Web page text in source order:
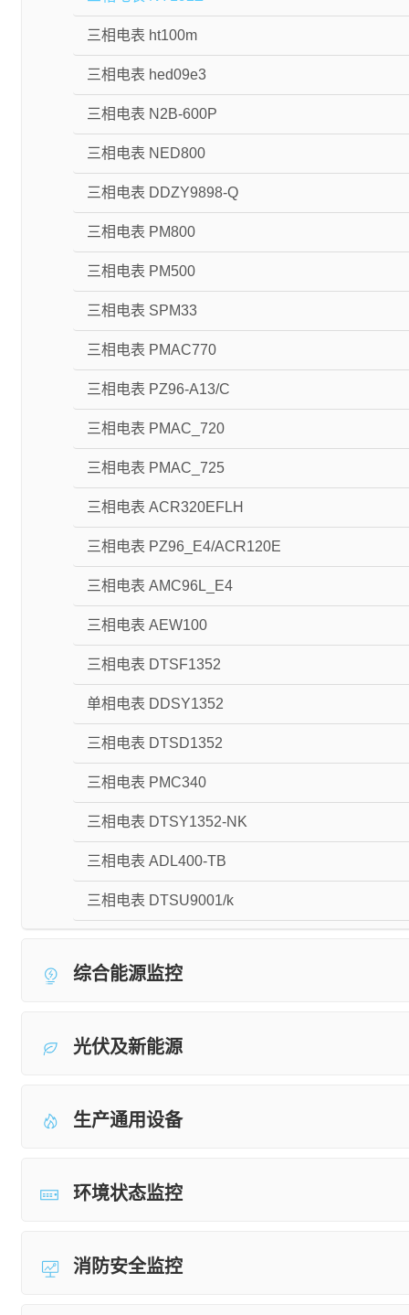
三相电表 ht100m
三相电表 hed09e3
三相电表 N2B-600P
三相电表 NED800
三相电表 DDZY9898-Q
三相电表 PM800
三相电表 PM500
三相电表 SPM33
三相电表 PMAC770
三相电表 PZ96-A13/C
三相电表 PMAC_720
三相电表 PMAC_725
三相电表 ACR320EFLH
三相电表 PZ96_E4/ACR120E
三相电表 AMC96L_E4
三相电表 AEW100
三相电表 DTSF1352
单相电表 DDSY1352
三相电表 DTSD1352
三相电表 PMC340
三相电表 DTSY1352-NK
三相电表 ADL400-TB
三相电表 DTSU9001/k
综合能源监控
光伏及新能源
生产通用设备
环境状态监控
消防安全监控